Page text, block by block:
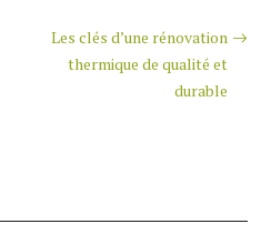
Les clés d’une rénovation
thermique de qualité et
durable